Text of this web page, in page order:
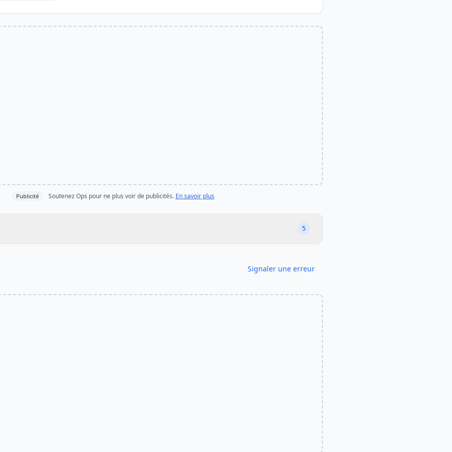
Publicité Soutenez Ops pour ne plus voir de publicités. En savoir plus
5
Signaler une erreur